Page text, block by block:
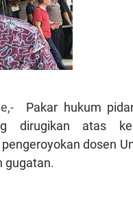
Pakar hukum
dirugikan atas
dosen
gugatan.